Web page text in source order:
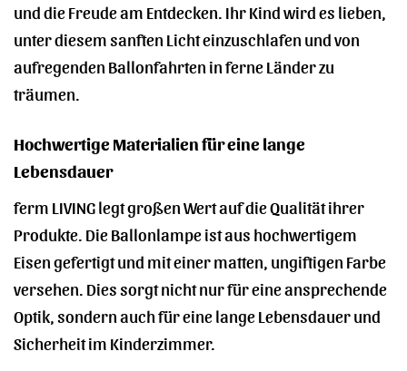
und die Freude am Entdecken. Ihr Kind wird es lieben,
unter diesem sanften Licht einzuschlafen und von
aufregenden Ballonfahrten in ferne Länder zu
träumen.
Hochwertige Materialien für eine lange
Lebensdauer
ferm LIVING legt großen Wert auf die Qualität ihrer
Produkte. Die Ballonlampe ist aus hochwertigem
Eisen gefertigt und mit einer matten, ungiftigen Farbe
versehen. Dies sorgt nicht nur für eine ansprechende
Optik, sondern auch für eine lange Lebensdauer und
Sicherheit im Kinderzimmer.